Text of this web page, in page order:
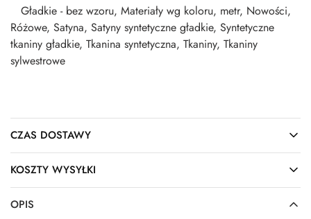
Gładkie - bez wzoru, Materiały wg koloru, metr, Nowości,
Różowe, Satyna, Satyny syntetyczne gładkie, Syntetyczne
tkaniny gładkie, Tkanina syntetyczna, Tkaniny, Tkaniny
sylwestrowe
CZAS DOSTAWY
KOSZTY WYSYŁKI
OPIS